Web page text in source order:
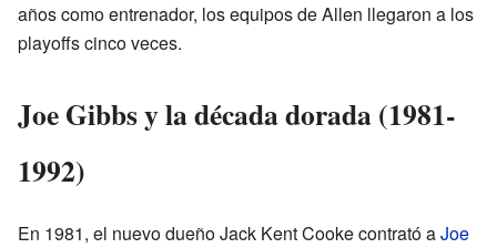
años como entrenador, los equipos de Allen llegaron a los
playoffs cinco veces.
Joe Gibbs y la década dorada (1981-
1992)
En 1981, el nuevo dueño Jack Kent Cooke contrató aJoe